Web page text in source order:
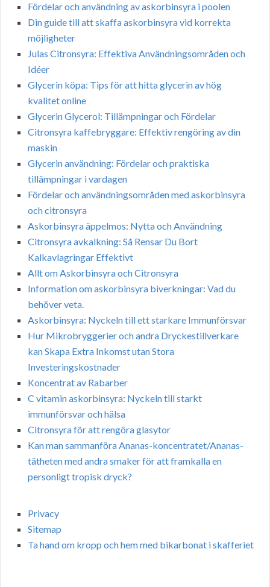
Fördelar och användning av askorbinsyra i poolen
Din guide till att skaffa askorbinsyra vid korrekta
möjligheter
Julas Citronsyra: Effektiva Användningsområden och
Idéer
Glycerin köpa: Tips för att hitta glycerin av hög
kvalitet online
Glycerin Glycerol: Tillämpningar och Fördelar
Citronsyra kaffebryggare: Effektiv rengöring av din
maskin
Glycerin användning: Fördelar och praktiska
tillämpningar i vardagen
Fördelar och användningsområden med askorbinsyra
och citronsyra
Askorbinsyra äppelmos: Nytta och Användning
Citronsyra avkalkning: Så Rensar Du Bort
Kalkavlagringar Effektivt
Allt om Askorbinsyra och Citronsyra
Information om askorbinsyra biverkningar: Vad du
behöver veta.
Askorbinsyra: Nyckeln till ett starkare Immunförsvar
Hur Mikrobryggerier och andra Dryckestillverkare
kan Skapa Extra Inkomst utan Stora
Investeringskostnader
Koncentrat av Rabarber
C vitamin askorbinsyra: Nyckeln till starkt
immunförsvar och hälsa
Citronsyra för att rengöra glasytor
Kan man sammanföra Ananas-koncentratet/Ananas-
tätheten med andra smaker för att framkalla en
personligt tropisk dryck?
Privacy
Sitemap
Ta hand om kropp och hem med bikarbonat i skafferiet